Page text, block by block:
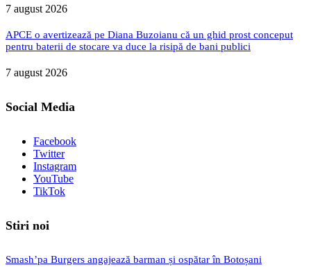
7 august 2026
APCE o avertizează pe Diana Buzoianu că un ghid prost conceput
pentru baterii de stocare va duce la risipă de bani publici
7 august 2026
Social Media
Facebook
Twitter
Instagram
YouTube
TikTok
Stiri noi
Smash’pa Burgers angajează barman și ospătar în Botoșani